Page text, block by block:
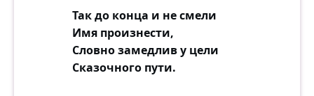
Так до конца и не смели
Имя произнести,
Словно замедлив у цели
Сказочного пути.